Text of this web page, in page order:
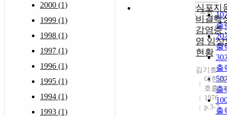
2000 (1)
1999 (1)
1998 (1)
1997 (1)
1996 (1)
1995 (1)
1994 (1)
1993 (1)
10
출
20
출
30
출
50
출
출
조회
심포지
비결핵
감염증
염 임상
현황
김기호
대한결
호흡
1976
p.3-7